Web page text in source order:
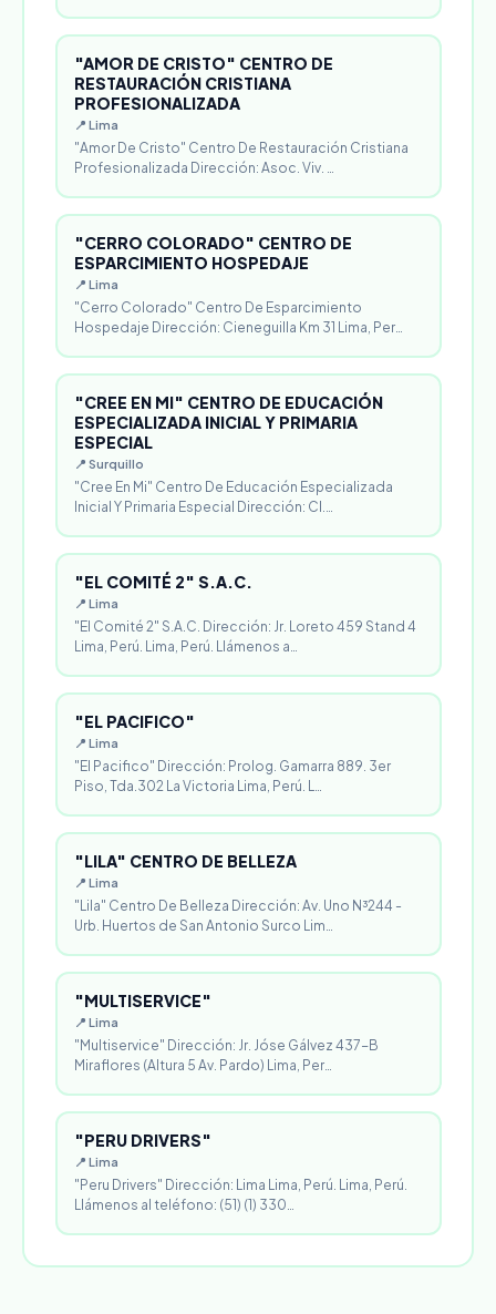
"AMOR DE CRISTO" CENTRO DE
RESTAURACIÓN CRISTIANA
PROFESIONALIZADA
📍 Lima
"Amor De Cristo" Centro De Restauración Cristiana
Profesionalizada Dirección: Asoc. Viv. …
"CERRO COLORADO" CENTRO DE
ESPARCIMIENTO HOSPEDAJE
📍 Lima
"Cerro Colorado" Centro De Esparcimiento
Hospedaje Dirección: Cieneguilla Km 31 Lima, Per…
"CREE EN MI" CENTRO DE EDUCACIÓN
ESPECIALIZADA INICIAL Y PRIMARIA
ESPECIAL
📍 Surquillo
"Cree En Mi" Centro De Educación Especializada
Inicial Y Primaria Especial Dirección: Cl.…
"EL COMITÉ 2" S.A.C.
📍 Lima
"El Comité 2" S.A.C. Dirección: Jr. Loreto 459 Stand 4
Lima, Perú. Lima, Perú. Llámenos a…
"EL PACIFICO"
📍 Lima
"El Pacifico" Dirección: Prolog. Gamarra 889. 3er
Piso, Tda.302 La Victoria Lima, Perú. L…
"LILA" CENTRO DE BELLEZA
📍 Lima
"Lila" Centro De Belleza Dirección: Av. Uno N³244 -
Urb. Huertos de San Antonio Surco Lim…
"MULTISERVICE"
📍 Lima
"Multiservice" Dirección: Jr. Jóse Gálvez 437-B
Miraflores (Altura 5 Av. Pardo) Lima, Per…
"PERU DRIVERS"
📍 Lima
"Peru Drivers" Dirección: Lima Lima, Perú. Lima, Perú.
Llámenos al teléfono: (51) (1) 330…